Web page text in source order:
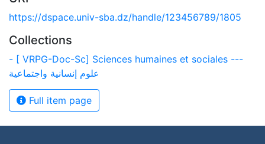
https://dspace.univ-sba.dz/handle/123456789/1805
Collections
- [ VRPG-Doc-Sc] Sciences humaines et sociales ---
علوم إنسانية واجتماعية
Full item page